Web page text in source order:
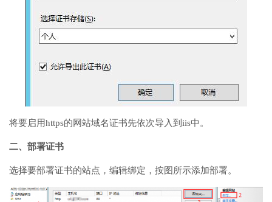
将要启用https的网站域名证书先依次导入到iis中。
二、部署证书
选择要部署证书的站点，编辑绑定，按图所示添加部署。